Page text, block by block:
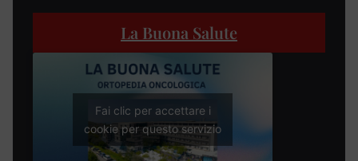
La Buona Salute
Fai clic per accettare i
cookie per questo servizio